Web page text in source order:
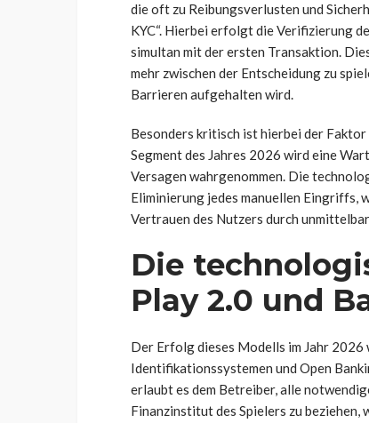
die oft zu Reibungsverlusten und
KYC“. Hierbei erfolgt die Verifizierung
simultan mit der ersten Transaktion.
mehr zwischen der Entscheidung zu
Barrieren aufgehalten wird.
Besonders kritisch ist hierbei der
Segment des Jahres 2026 wird eine
Versagen wahrgenommen. Die
Eliminierung jedes manuellen Eingriffs,
Vertrauen des Nutzers durch
Die
Play 2.0 und
Der Erfolg dieses Modells im Jahr 2026
Identifikationssystemen und Open
erlaubt es dem Betreiber, alle
Finanzinstitut des Spielers zu